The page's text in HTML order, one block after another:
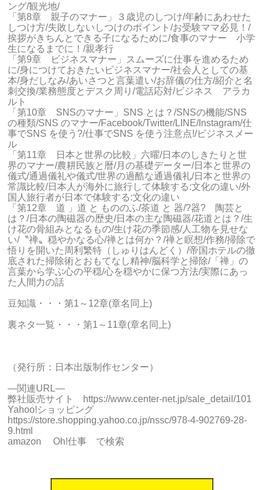
ング/観光地/
「第8章 親子のマナー」３歳児のしつけ/年齢にあわせた
しつけ方/失敗しないしつけのポイント/お受験ママ必見！/
挨拶がきちんとできる子になるために/食事のマナー 小学
生になるまでに！/親孝行
「第9章 ビジネスマナー」スムーズに仕事を進めるため
に/身につけておきたいビジネスマナー/社会人としての基
本/身だしなみ/あいさつと言葉遣い/お辞儀の仕方/紹介と名
刺交換/業務態度とデスク周り/電話応対/ビジネス アラカ
ルト
「第10章 SNSのマナー」SNS とは？/SNSの機能/SNS
の種類/SNS のマナー/Facebook/Twitter/LINE/Instagram/仕
事でSNS を使う?/仕事でSNS を使う注意点!/ビジネスメー
ル
「第11章 日本と世界の比較」六曜/日本のしきたりと世
界のマナー/農耕民族と暦/月の基礎データー/日本と世界の
儀式/通過儀礼や儀式/世界の過酷な通過儀礼/日本と世界の
常識比較/日本人が海外に旅行して体験する:文化の違い/外
国人旅行者が日本で体験する:文化の違い
「第12章 道 」道 と もののふ/茶道 と 器/?器? 陶芸と
は？/日本の陶磁器の歴史/日本の主な陶磁器/花道とは？/生
け花の骨組みとなるもの/生け花の季節感/人工物を見せな
い/〝禅〟穏やかなる心/禅とは何か？/禅と瞑想/作務/掃除で
悟りを開いた周利繁特（しゅりはんどく）/帝国ホテルの徹
底された掃除術とおもてなし精神/脳科学と掃除/「禅」の
言葉から学ぶ心の平穏/心を穏やかに保つ方法/実際にあっ
た人間力の話
豆知識・・・第1～12章(章名同上)
裏ネタ一覧・・・第1～11章(章名同上)
（発行所：日本出版制作センター）
―関連URL―
弊社販売サイト https://www.center-net.jp/sale_detail/101
Yahoo!ショッピング
https://store.shopping.yahoo.co.jp/nssc/978-4-902769-28-
9.html
amazon Oh!仕事 で検索